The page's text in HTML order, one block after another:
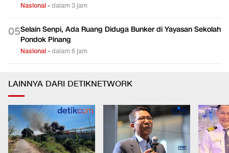
Nasional •dalam 3 jam
05Selain Senpi, Ada Ruang Diduga Bunker di Yayasan Sekolah
Pondok Pinang
Nasional •dalam 6 jam
LAINNYA DARI DETIKNETWORK